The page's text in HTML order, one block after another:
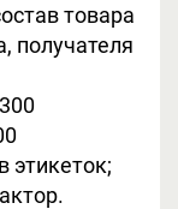
товара
получателя
этикеток;